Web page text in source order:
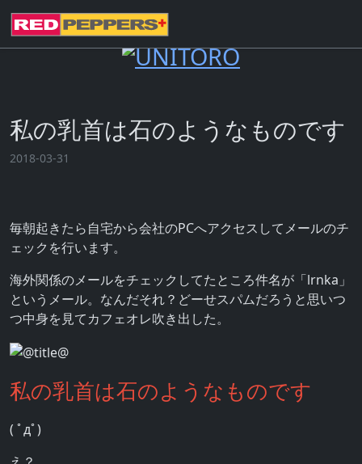
私の乳首は石のようなものです
2018-03-31
毎朝起きたら自宅から会社のPCへアクセスしてメールのチ
ェックを行います。
海外関係のメールをチェックしてたところ件名が「lrnka」
というメール。なんだそれ？どーせスパムだろうと思いつ
つ中身を見てカフェオレ吹き出した。
私の乳首は石のようなものです
( ﾟдﾟ)